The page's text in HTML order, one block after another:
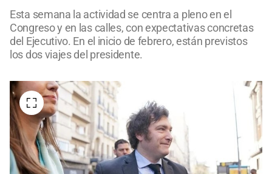
Esta semana la actividad se centra a pleno en el
Congreso y en las calles, con expectativas concretas
del Ejecutivo. En el inicio de febrero, están previstos
los dos viajes del presidente.